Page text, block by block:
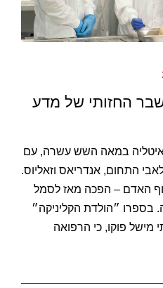
החזותי של מדע
במאה השש עשרה, עם
התחום, אנדריאס וזאליוס.
האדם – הפכה מאז לסמל
בספרו ״הולדת הקליניקה״
מישל פוקו, כי הרפואה